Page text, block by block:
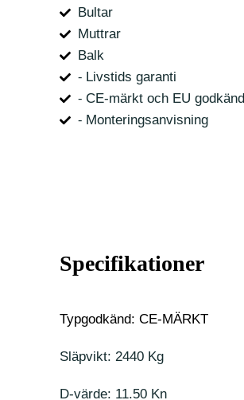
Bultar
Muttrar
Balk
⁃ Livstids garanti
⁃ CE-märkt och EU godkänd
⁃ Monteringsanvisning
Specifikationer
Typgodkänd: CE-MÄRKT
Släpvikt: 2440 Kg
D-värde: 11.50 Kn